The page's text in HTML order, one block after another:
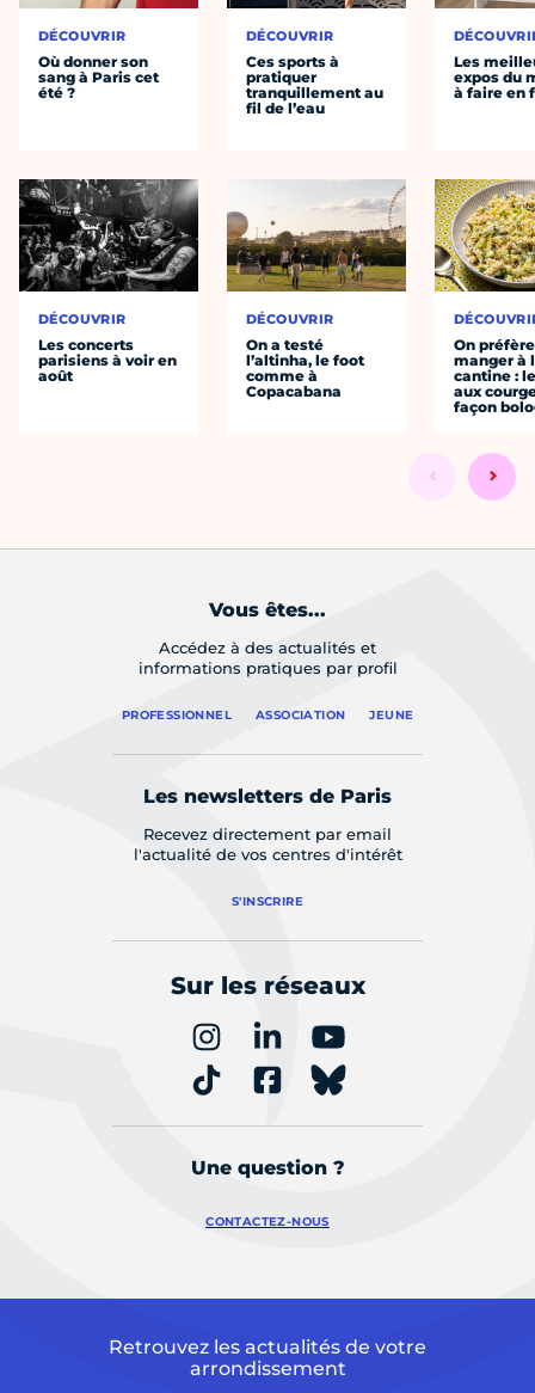
DÉCOUVRIR
Où donner son
sang à Paris cet
été ?
DÉCOUVRIR
Les concerts
parisiens à voir en
août
DÉCOUVRIR
Ces sports à
pratiquer
tranquillement au
fil de l’eau
DÉCOUVRIR
On a testé
l’altinha, le foot
comme à
Copacabana
Les
expos du
à faire en
On préfère
manger à
cantine :
aux
façon
Vous êtes...
Accédez à des actualités et
informations pratiques par profil
PROFESSIONNEL ASSOCIATION JEUNE
Les newsletters de Paris
Recevez directement par email
l'actualité de vos centres d'intérêt
S'INSCRIRE
Sur les réseaux
Une question ?
CONTACTEZ-NOUS
Retrouvez les actualités de votre
arrondissement